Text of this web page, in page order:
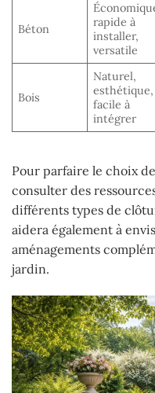
Béton
rapide à
installer,
versatile
Bois
Naturel,
esthétique,
facile à
intégrer
Pour parfaire le choix
consulter des
différents types de
aidera également à
aménagements
jardin.